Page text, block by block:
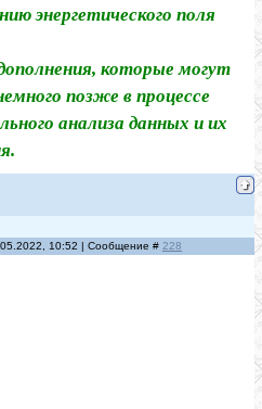
энергетического поля
которые могут
позже в процессе
анализа данных и их
10:52 | Сообщение # 228